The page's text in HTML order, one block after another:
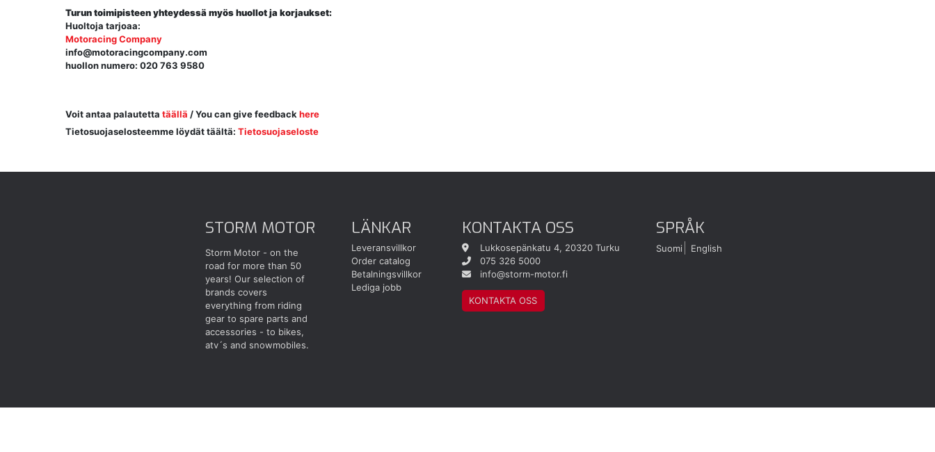
Turun toimipisteen yhteydessä myös huollot ja korjaukset:
Huoltoja tarjoaa:
Motoracing Company
info@motoracingcompany.com
huollon numero: 020 763 9580
Voit antaa palautetta täällä / You can give feedback here
Tietosuojaselosteemme löydät täältä: Tietosuojaseloste
STORM MOTOR
Storm Motor - on the
road for more than 50
years! Our selection of
brands covers
everything from riding
gear to spare parts and
accessories - to bikes,
atv´s and snowmobiles.
LÄNKAR
Leveransvillkor
Order catalog
Betalningsvillkor
Lediga jobb
KONTAKTA OSS
Lukkosepänkatu 4, 20320 Turku
075 326 5000
info@storm-motor.fi
KONTAKTA OSS
SPRÅK
Suomi English